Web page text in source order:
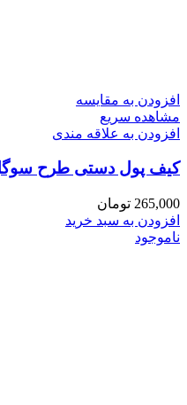
افزودن به مقایسه
مشاهده سریع
افزودن به علاقه مندی
کیف پول دستی طرح
265,000 تومان
افزودن به سبد خرید
ناموجود